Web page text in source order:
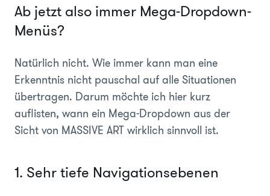
Ab jetzt also immer Mega-Dropdown-
Menüs?
Natürlich nicht. Wie immer kann man eine
Erkenntnis nicht pauschal auf alle Situationen
übertragen. Darum möchte ich hier kurz
auflisten, wann ein Mega-Dropdown aus der
Sicht von MASSIVE ART wirklich sinnvoll ist.
1. Sehr tiefe Navigationsebenen